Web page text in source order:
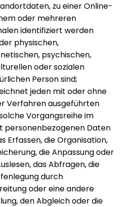
zu einer Online-
oder mehreren
identifiziert werden
physischen,
psychischen,
oder sozialen
Person sind;
jeden mit oder ohne
Verfahren ausgeführten
Vorgangsreihe im
personenbezogenen Daten
Erfassen, die Organisation,
die Anpassung oder
das Abfragen, die
durch
oder eine andere
den Abgleich oder die